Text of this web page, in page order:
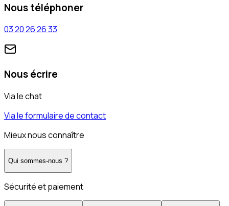
Nous téléphoner
03 20 26 26 33
Nous écrire
Via le chat
Via le formulaire de contact
Mieux nous connaître
Qui sommes-nous ?
Sécurité et paiement